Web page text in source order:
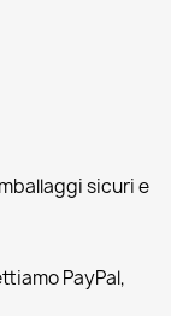
sicuri e
PayPal,